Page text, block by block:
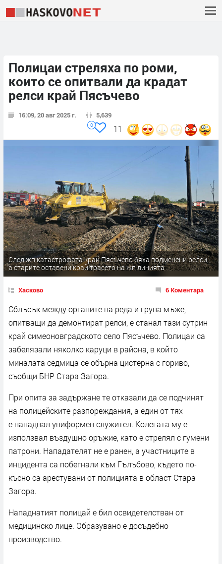
Полицаи стреляха по роми,
които се опитвали да крадат
релси край Пясъчево
16:09, 20 авг 2025 г. 5,639
11
0
След жп катастрофата край Пясъчево бяха подменени релси,
а старите оставени край трасето на жп линията
Хасково 6 Коментара
Сблъсък между органите на реда и група мъже,
опитващи да демонтират релси, е станал тази сутрин
край симеоновградското село Пясъчево. Полицаи са
забелязали няколко каруци в района, в който
миналата седмица се обърна цистерна с гориво,
съобщи БНР Стара Загора.
При опита за задържане те отказали да се подчинят
на полицейските разпореждания, а един от тях
е нападнал униформен служител. Колегата му е
използвал въздушно оръжие, като е стрелял с гумени
патрони. Нападателят не е ранен, а участниците в
инцидента са побегнали към Гълъбово, където по-
късно са арестувани от полицията в област Стара
Загора.
Нападнатият полицай е бил освидетелстван от
медицинско лице. Образувано е досъдебно
производство.